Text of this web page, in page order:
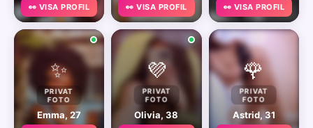
👀 VISA PROFIL 👀 VISA PROFIL 👀 VISA PROFIL
✨
PRIVAT
FOTO
Emma, 27
💜
PRIVAT
FOTO
Olivia, 38
🌹
PRIVAT
FOTO
Astrid, 31